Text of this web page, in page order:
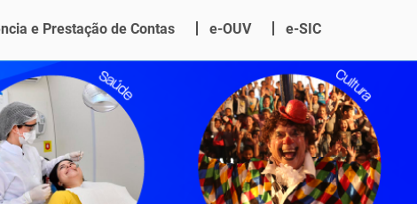
e Prestação de Contas e-OUV e-SIC